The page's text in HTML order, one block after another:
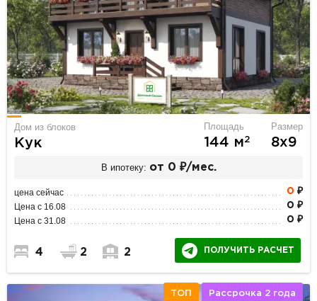
Дом из блоков
Кук
Площадь
144 м2
Размер
8х9
В ипотеку: от 0 ₽/мес.
цена сейчас 0 ₽
Цена с 16.08 0 ₽
Цена с 31.08 0 ₽
4 2 2 ПОЛУЧИТЬ РАСЧЕТ
ТОП Рассрочка 2 года